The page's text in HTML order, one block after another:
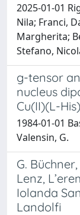
2025-01-01
Nila; Franci,
Margherita;
Stefano,
g-tensor
nucleus
Cu(II)(L-
1984-01-01
Valensin, G.
G.
Lenz,
Iolanda
Landolfi